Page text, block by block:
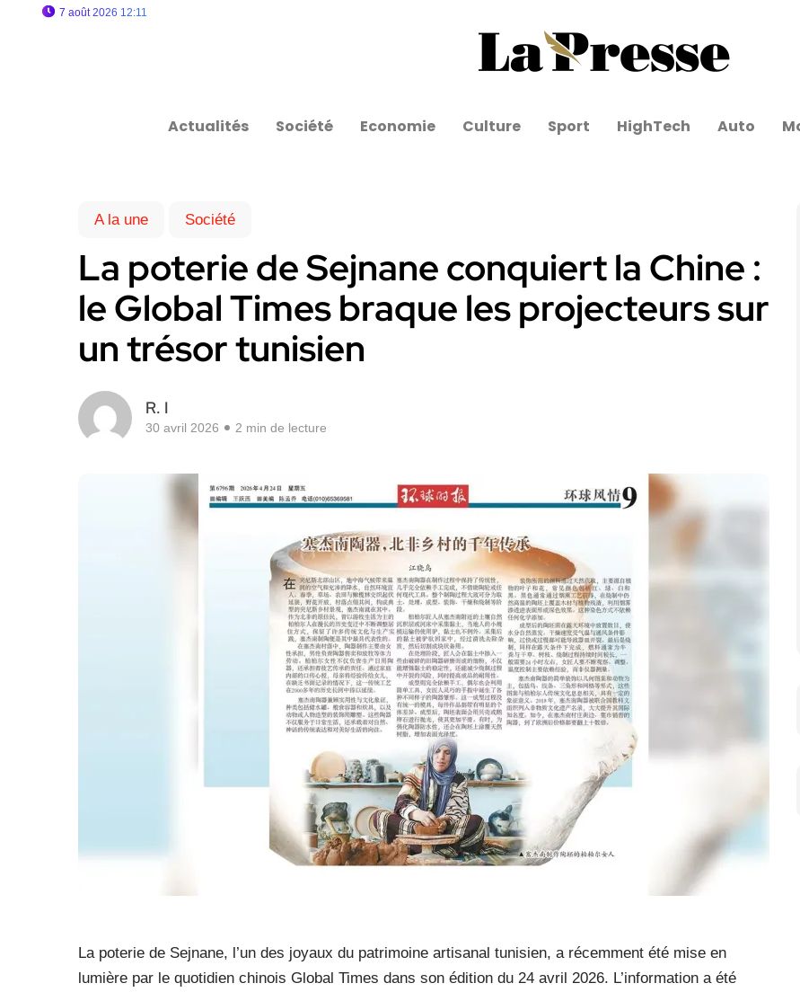
7 août 2026 12:11
Actualités Société Economie Culture Sport HighTech Auto
A la une Société
La poterie de Sejnane conquiert la Chine :
le Global Times braque les projecteurs sur
un trésor tunisien
R. I
30 avril 2026 2 min de lecture
La poterie de Sejnane, l’un des joyaux du patrimoine artisanal tunisien, a récemment été mise en
lumière par le quotidien chinois Global Times dans son édition du 24 avril 2026. L’information a été